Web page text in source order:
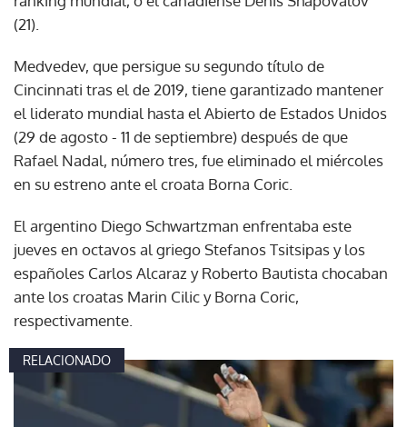
(21).
Medvedev, que persigue su segundo título de
Cincinnati tras el de 2019, tiene garantizado mantener
el liderato mundial hasta el Abierto de Estados Unidos
(29 de agosto - 11 de septiembre) después de que
Rafael Nadal, número tres, fue eliminado el miércoles
en su estreno ante el croata Borna Coric.
El argentino Diego Schwartzman enfrentaba este
jueves en octavos al griego Stefanos Tsitsipas y los
españoles Carlos Alcaraz y Roberto Bautista chocaban
ante los croatas Marin Cilic y Borna Coric,
respectivamente.
RELACIONADO